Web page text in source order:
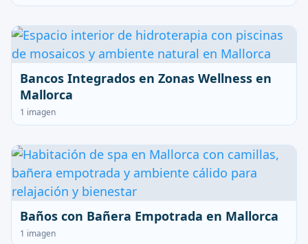
Bancos Integrados en Zonas Wellness en
Mallorca
1 imagen
Baños con Bañera Empotrada en Mallorca
1 imagen